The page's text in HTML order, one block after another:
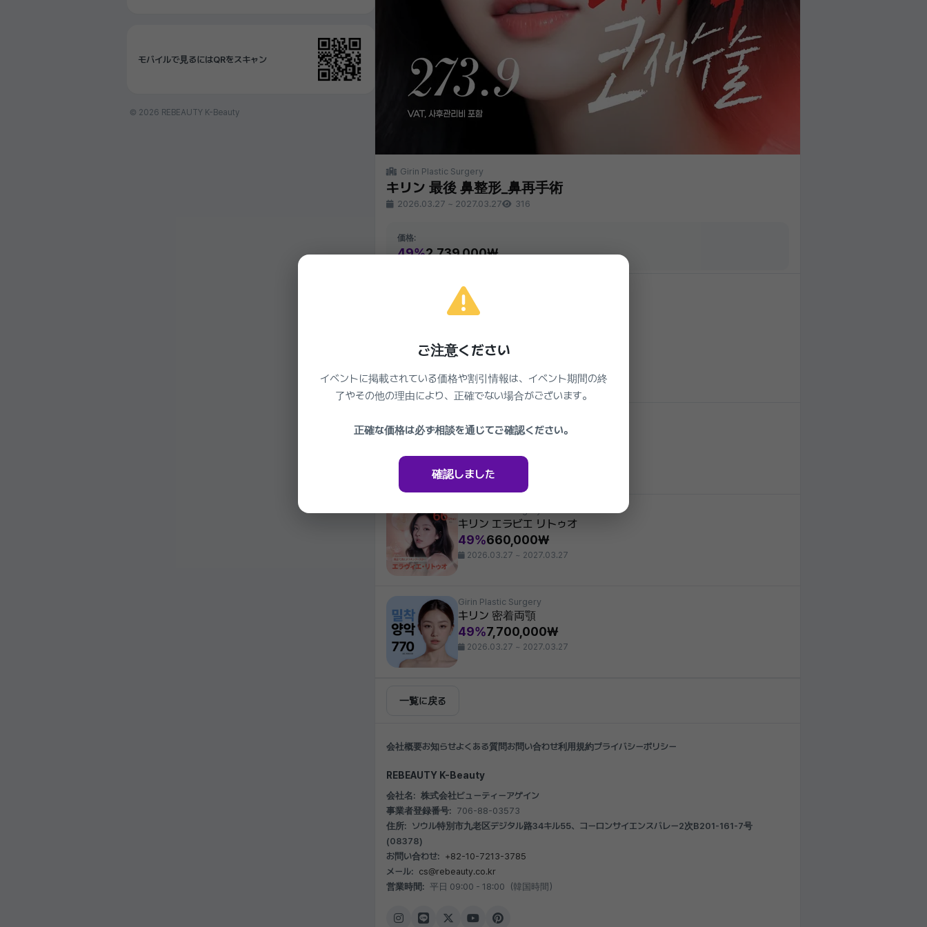
モバイルで見るにはQRをスキャン
© 2026 REBEAUTY K-Beauty
Girin Plastic Surgery
キリン 最後 鼻整形_鼻再手術
2026.03.27 ~ 2027.03.27 316
価格:
49%2,739,000₩
同じクリニックの他のイベント
キリン 男性 直線鼻整形
49%1,100,000₩
2026.03.27 ~ 2027.03.27
目整形の終着駅 キリン 目再手術
2026.03.27 ~ 2027.03.27
キリン エラビエ リトゥオ
49%660,000₩
2026.03.27 ~ 2027.03.27
Girin Plastic Surgery
キリン 密着両顎
49%7,700,000₩
2026.03.27 ~ 2027.03.27
一覧に戻る
会社概要お知らせよくある質問 お問い合わせ利用規約プライバシーポリシー
REBEAUTY K-Beauty
会社名: 株式会社ビューティーアゲイン
事業者登録番号: 706-88-03573
住所: ソウル特別市九老区デジタル路34キル55、コーロンサイエンスバレー2次B201-161-7号
(08378)
お問い合わせ: +82-10-7213-3785
メール: cs@rebeauty.co.kr
営業時間: 平日 09:00 - 18:00（韓国時間）
ご注意ください
イベントに掲載されている価格や割引情報は、イベント期間の終
了やその他の理由により、正確でない場合がございます。
正確な価格は必ず相談を通じてご確認ください。
確認しました